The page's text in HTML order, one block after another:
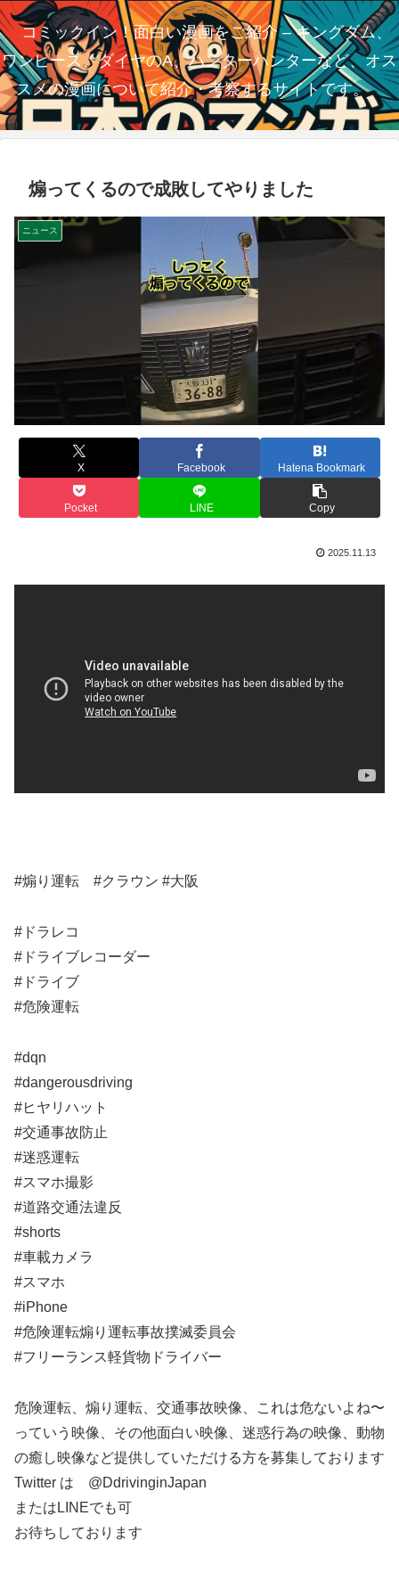
コミックイン！面白い漫画をご紹介 – キングダム、
ワンピース、ダイヤのA、ハンターハンターなど、オス
スメの漫画について紹介・考察するサイトです。
煽ってくるので成敗してやりました
ニュース
X Facebook Hatena Bookmark
Pocket LINE Copy
2025.11.13
#煽り運転 #クラウン #大阪
#ドラレコ
#ドライブレコーダー
#ドライブ
#危険運転
#dqn
#dangerousdriving
#ヒヤリハット
#交通事故防止
#迷惑運転
#スマホ撮影
#道路交通法違反
#shorts
#車載カメラ
#スマホ
#iPhone
#危険運転煽り運転事故撲滅委員会
#フリーランス軽貨物ドライバー
危険運転、煽り運転、交通事故映像、これは危ないよね〜
っていう映像、その他面白い映像、迷惑行為の映像、動物
の癒し映像など提供していただける方を募集しております
Twitter は @DdrivinginJapan
またはLINEでも可
お待ちしております